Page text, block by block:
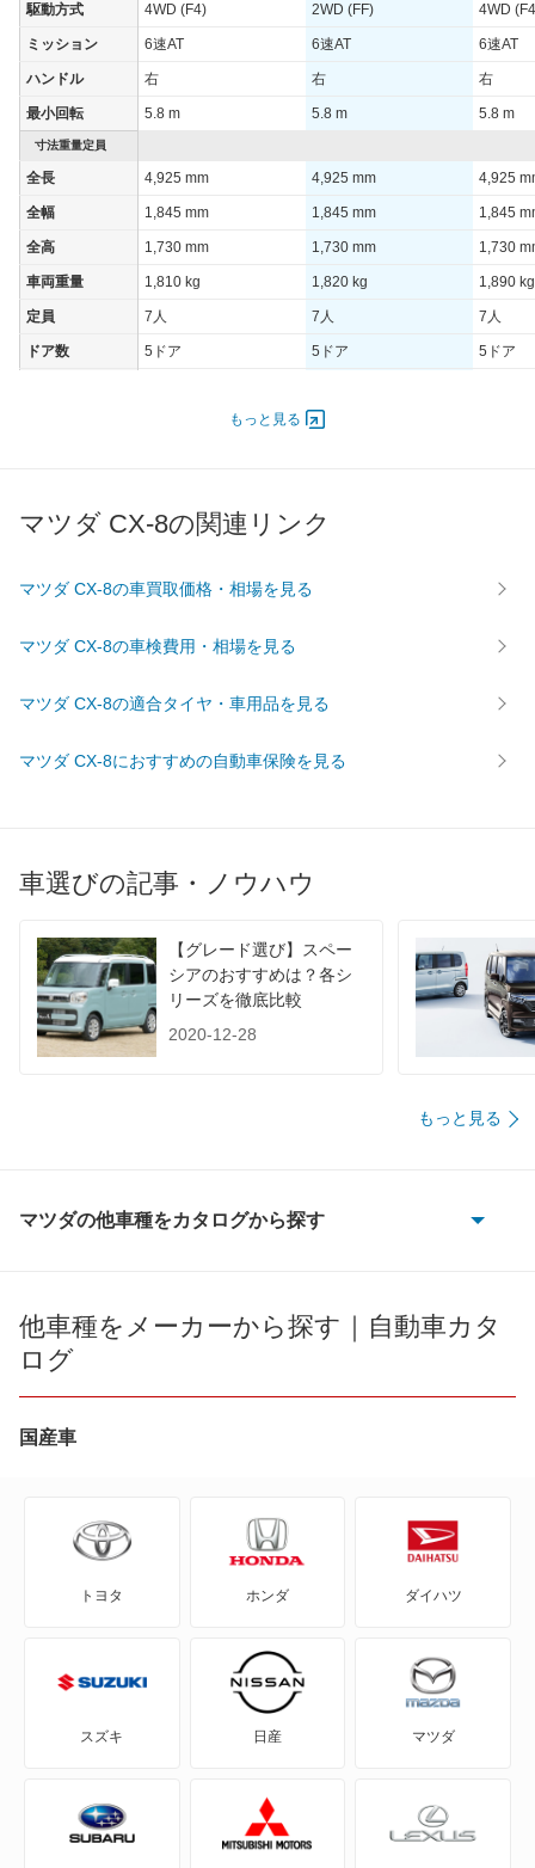
駆動方式 4WD (F4) 2WD (FF) 4WD
ミッション 6速AT 6速AT 6速AT
ハンドル 右 右 右
最小回転 5.8 m 5.8 m 5.8 m
寸法重量定員
全長 4,925 mm 4,925 mm 4,925
全幅 1,845 mm 1,845 mm 1,845
全高 1,730 mm 1,730 mm 1,730
車両重量 1,810 kg 1,820 kg 1,890 kg
定員 7人 7人 7人
ドア数 5ドア 5ドア 5ドア
後輪サイズ 225/65R17 102H 225/
WLTC 12.2km/L 15.8km/L 15.4km/
WLTC/郊外 12.4km/L 15.5km/L
1015 -
装備オプション 装備詳細を見る 装備詳細を見る 装備
もっと見る
マツダ CX-8の関連リンク
マツダ CX-8の車買取価格・相場を見る
マツダ CX-8の車検費用・相場を見る
マツダ CX-8の適合タイヤ・車用品を見る
マツダ CX-8におすすめの自動車保険を見る
車選びの記事・ノウハウ
【グレード選び】スペー
シアのおすすめは？各シ
リーズを徹底比較
2020-12-28
もっと見る
マツダの他車種をカタログから探す
AZ-3
AZ-オフロード
AZ-ワゴン
他車種をメーカーから探す｜自動車カタ
ログ
国産車
トヨタ ホンダ ダイハツ
スズキ 日産 マツダ